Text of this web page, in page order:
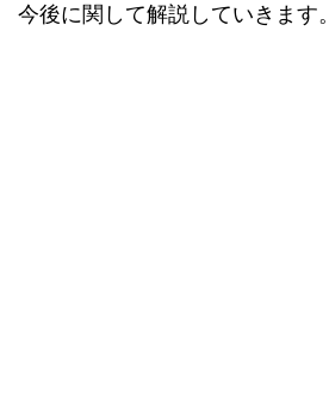
今後に関して解説していきます。